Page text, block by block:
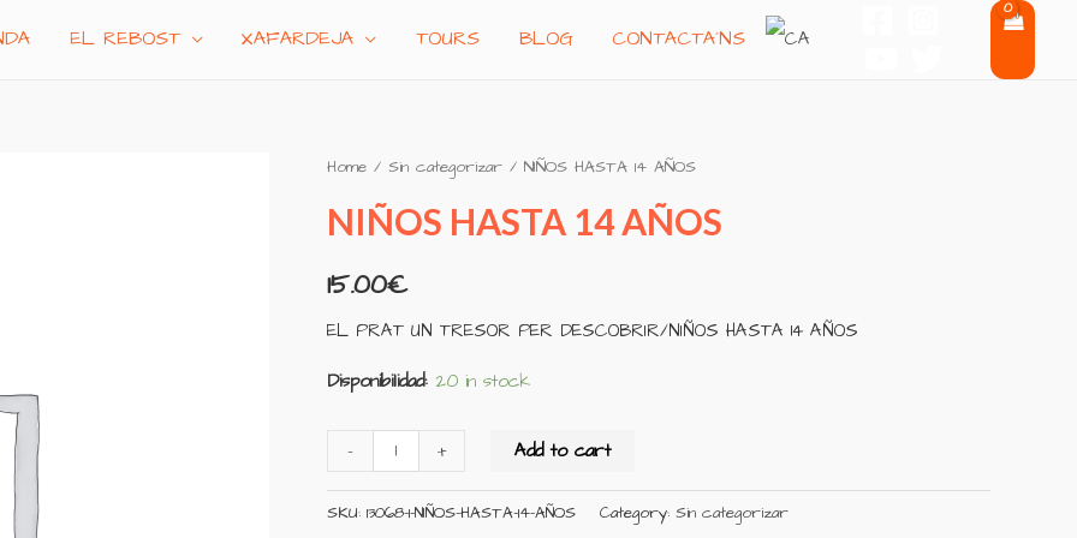
EL REBOST XAFARDEJA TOURS BLOG CONTACTA´NS
Home / Sin categorizar / NIÑOS HASTA 14 AÑOS
NIÑOS HASTA 14 AÑOS
15.00€
EL PRAT UN TRESOR PER DESCOBRIR/NIÑOS HASTA 14 AÑOS
Disponibilidad: 20 in stock
-
NIÑOS
HASTA
14
quantity
+ Add to cart
SKU: 13068-1-NIÑOS-HASTA-14-AÑOS Category: Sin categorizar